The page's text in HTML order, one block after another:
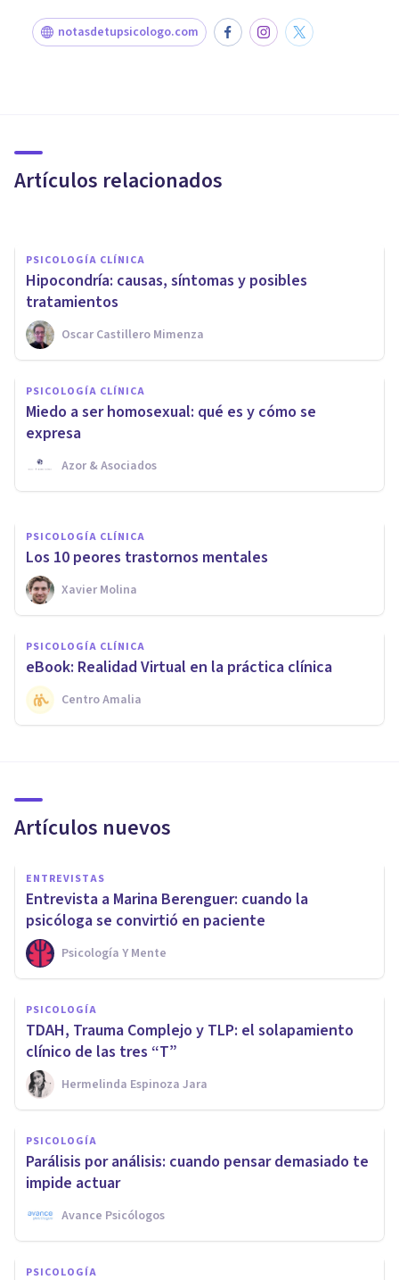
notasdetupsicologo.com
Artículos relacionados
los números?
PSICOLOGÍA CLÍNICA
Hipocondría: causas, síntomas y posibles
tratamientos
Oscar Castillero Mimenza
PSICOLOGÍA CLÍNICA
Miedo a ser homosexual: qué es y cómo se
expresa
Azor & Asociados
PSICOLOGÍA CLÍNICA
¿Cómo se desarrolla el
Trastorno Obsesivo-
Compulsivo?
Joaquín Mateu-Mollá
PSICOLOGÍA CLÍNICA
Los 10 peores trastornos mentales
Xavier Molina
PSICOLOGÍA CLÍNICA
eBook: Realidad Virtual en la práctica clínica
Centro Amalia
Artículos nuevos
ENTREVISTAS
Entrevista a Marina Berenguer: cuando la
psicóloga se convirtió en paciente
Psicología Y Mente
PSICOLOGÍA
TDAH, Trauma Complejo y TLP: el solapamiento
clínico de las tres “T”
Hermelinda Espinoza Jara
PSICOLOGÍA
Parálisis por análisis: cuando pensar demasiado te
impide actuar
Avance Psicólogos
PSICOLOGÍA